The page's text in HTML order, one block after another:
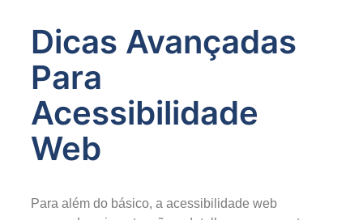
Dicas Avançadas
Para
Acessibilidade
Web
Para além do básico, a acessibilidade web